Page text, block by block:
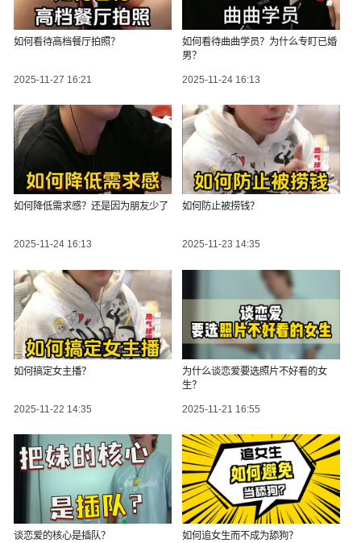
如何看待高档餐厅拍照？
2025-11-27 16:21
如何看待曲曲学员？为什么专盯已婚
男？
2025-11-24 16:13
如何降低需求感？还是因为朋友少了
2025-11-24 16:13
如何防止被捞钱？
2025-11-23 14:35
如何搞定女主播？
2025-11-22 14:35
为什么谈恋爱要选照片不好看的女
生？
2025-11-21 16:55
谈恋爱的核心是插队？ 如何追女生而不成为舔狗？